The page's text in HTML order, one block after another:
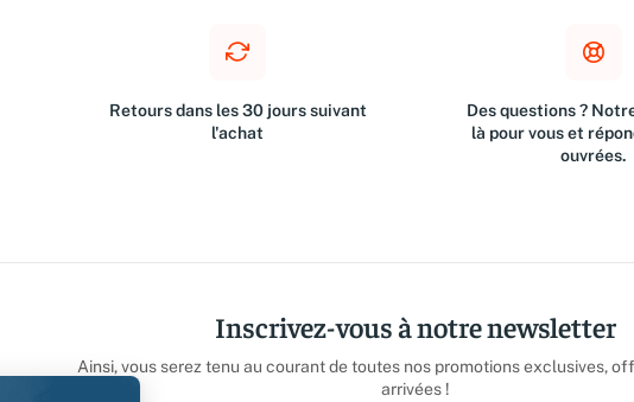
Retours dans les 30 jours suivant
l'achat
Des questions ?
là pour vous et
ouvrées.
Inscrivez-vous à notre newsletter
Ainsi, vous serez tenu au courant de toutes nos promotions exclusives,
arrivées !